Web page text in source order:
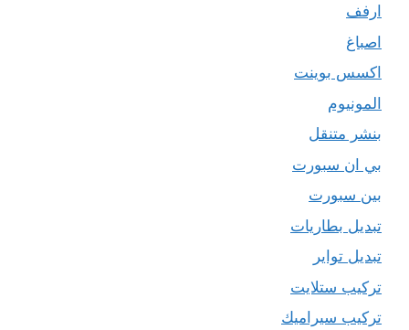
ارفف
اصباغ
اكسس بوينت
المونيوم
بنشر متنقل
بي ان سبورت
بين سبورت
تبديل بطاريات
تبديل تواير
تركيب ستلايت
تركيب سيراميك